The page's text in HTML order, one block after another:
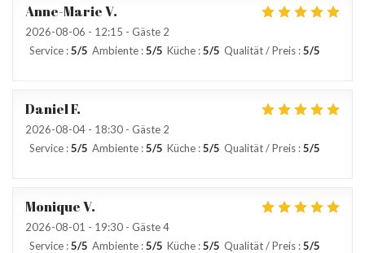
Anne-MarieV
2026-08-06 - 12:15 - Gäste 2
Service :5/5 Ambiente :5/5 Küche :5/5 Qualität / Preis :5/5
DanielF
2026-08-04 - 18:30 - Gäste 2
Service :5/5 Ambiente :5/5 Küche :5/5 Qualität / Preis :5/5
MoniqueV
2026-08-01 - 19:30 - Gäste 4
Service :5/5 Ambiente :5/5 Küche :5/5 Qualität / Preis :5/5